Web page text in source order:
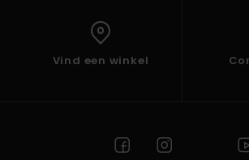
Vind een winkel